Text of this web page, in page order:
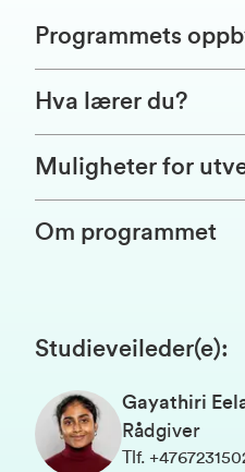
Programmets
Hva lærer du?
Muligheter for
Om programmet
Studieveileder(e):
Gayathiri
Rådgiver
Tlf.